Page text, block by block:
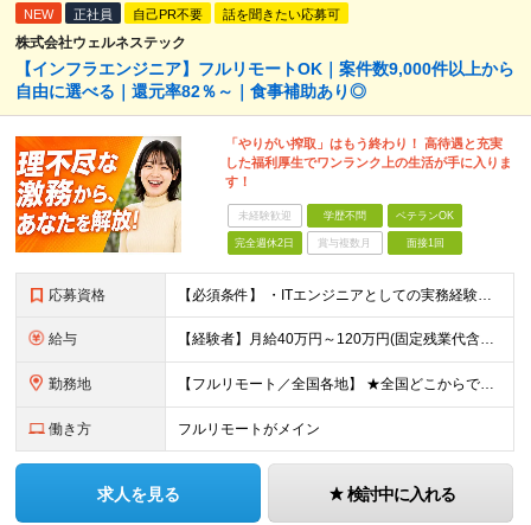
NEW 正社員 自己PR不要 話を聞きたい応募可
株式会社ウェルネステック
【インフラエンジニア】フルリモートOK｜案件数9,000件以上から
自由に選べる｜還元率82％～｜食事補助あり◎
「やりがい搾取」はもう終わり！ 高待遇と充実
した福利厚生でワンランク上の生活が手に入りま
す！
未経験歓迎 学歴不問 ベテランOK
完全週休2日 賞与複数月 面接1回
応募資格 【必須条件】 ・ITエンジニアとしての実務経験が1年以上ある方 ※開発・インフラ・運用保守など分野・フェーズは不問！ ※学歴不問 【歓迎条件】 ・基本設計、詳細設計などの経験がある方 ・AWS, G
給与 【経験者】月給40万円～120万円(固定残業代含む)+各種手当 ※月給には、みなし残業手当(月30時間／5万8,000円～15万7,000円)を含みます ※上記を超える時間外労働分は追加で支給します
勤務地 【フルリモート／全国各地】 ★全国どこからでも参画可能！フルリモート案件も多数！ ※プロジェクトは100%選択制。あなたの希望を最優先します。 ※フルリモート、ハイブリッド、常駐案件から自由に選択可能
働き方 フルリモートがメイン
求人を見る 検討中に入れる